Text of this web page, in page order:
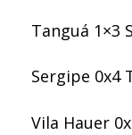
Tanguá 1×3
Sergipe 0x4
Vila Hauer